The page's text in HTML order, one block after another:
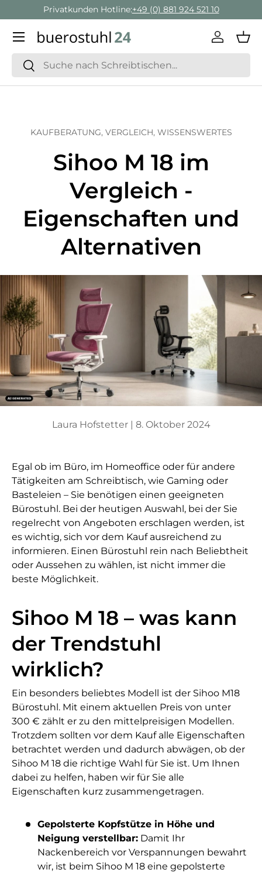
Direkt zum Inhalt
Geschäftskunden Beratung:+ 49 (0) 881 924 521 22
Suchen
Suchen
Menü
KAUFBERATUNG, VERGLEICH, WISSENSWERTES
Sihoo M 18 im
Vergleich -
Eigenschaften und
Alternativen
Laura Hofstetter | 8. Oktober 2024
Egal ob im Büro, im Homeoffice oder für andere
Tätigkeiten am Schreibtisch, wie Gaming oder
Basteleien – Sie benötigen einen geeigneten
Bürostuhl. Bei der heutigen Auswahl, bei der Sie
regelrecht von Angeboten erschlagen werden, ist
es wichtig, sich vor dem Kauf ausreichend zu
informieren. Einen Bürostuhl rein nach Beliebtheit
oder Aussehen zu wählen, ist nicht immer die
beste Möglichkeit.
Sihoo M 18 – was kann
der Trendstuhl
wirklich?
Ein besonders beliebtes Modell ist der Sihoo M18
Bürostuhl. Mit einem aktuellen Preis von unter
300 € zählt er zu den mittelpreisigen Modellen.
Trotzdem sollten vor dem Kauf alle Eigenschaften
betrachtet werden und dadurch abwägen, ob der
Sihoo M 18 die richtige Wahl für Sie ist. Um Ihnen
dabei zu helfen, haben wir für Sie alle
Eigenschaften kurz zusammengetragen.
Gepolsterte Kopfstütze in Höhe und
Neigung verstellbar: Damit Ihr
Nackenbereich vor Verspannungen bewahrt
wir, ist beim Sihoo M 18 eine gepolsterte